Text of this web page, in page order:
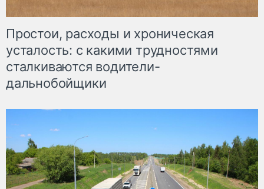
Простои, расходы и хроническая
усталость: с какими трудностями
сталкиваются водители-
дальнобойщики